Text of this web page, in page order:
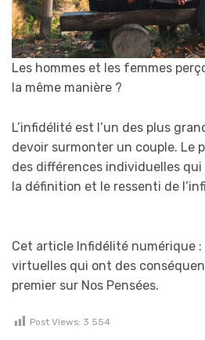
Les hommes et les femmes
la même manière ?
L’infidélité est l’un des plus
devoir surmonter un couple. Le
des différences individuelles
la définition et le ressenti de
Cet article Infidélité numérique :
virtuelles qui ont des
premier sur Nos Pensées.
Post Views: 3 554